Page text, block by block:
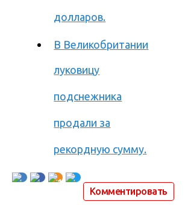
долларов.
В Великобритании
луковицу
подснежника
продали за
рекордную сумму.
1
Комментировать